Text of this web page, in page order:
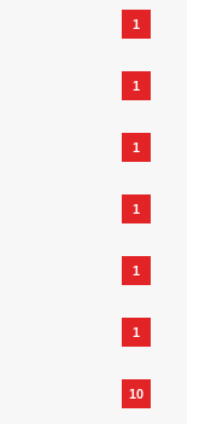
1
1
1
1
1
1
10